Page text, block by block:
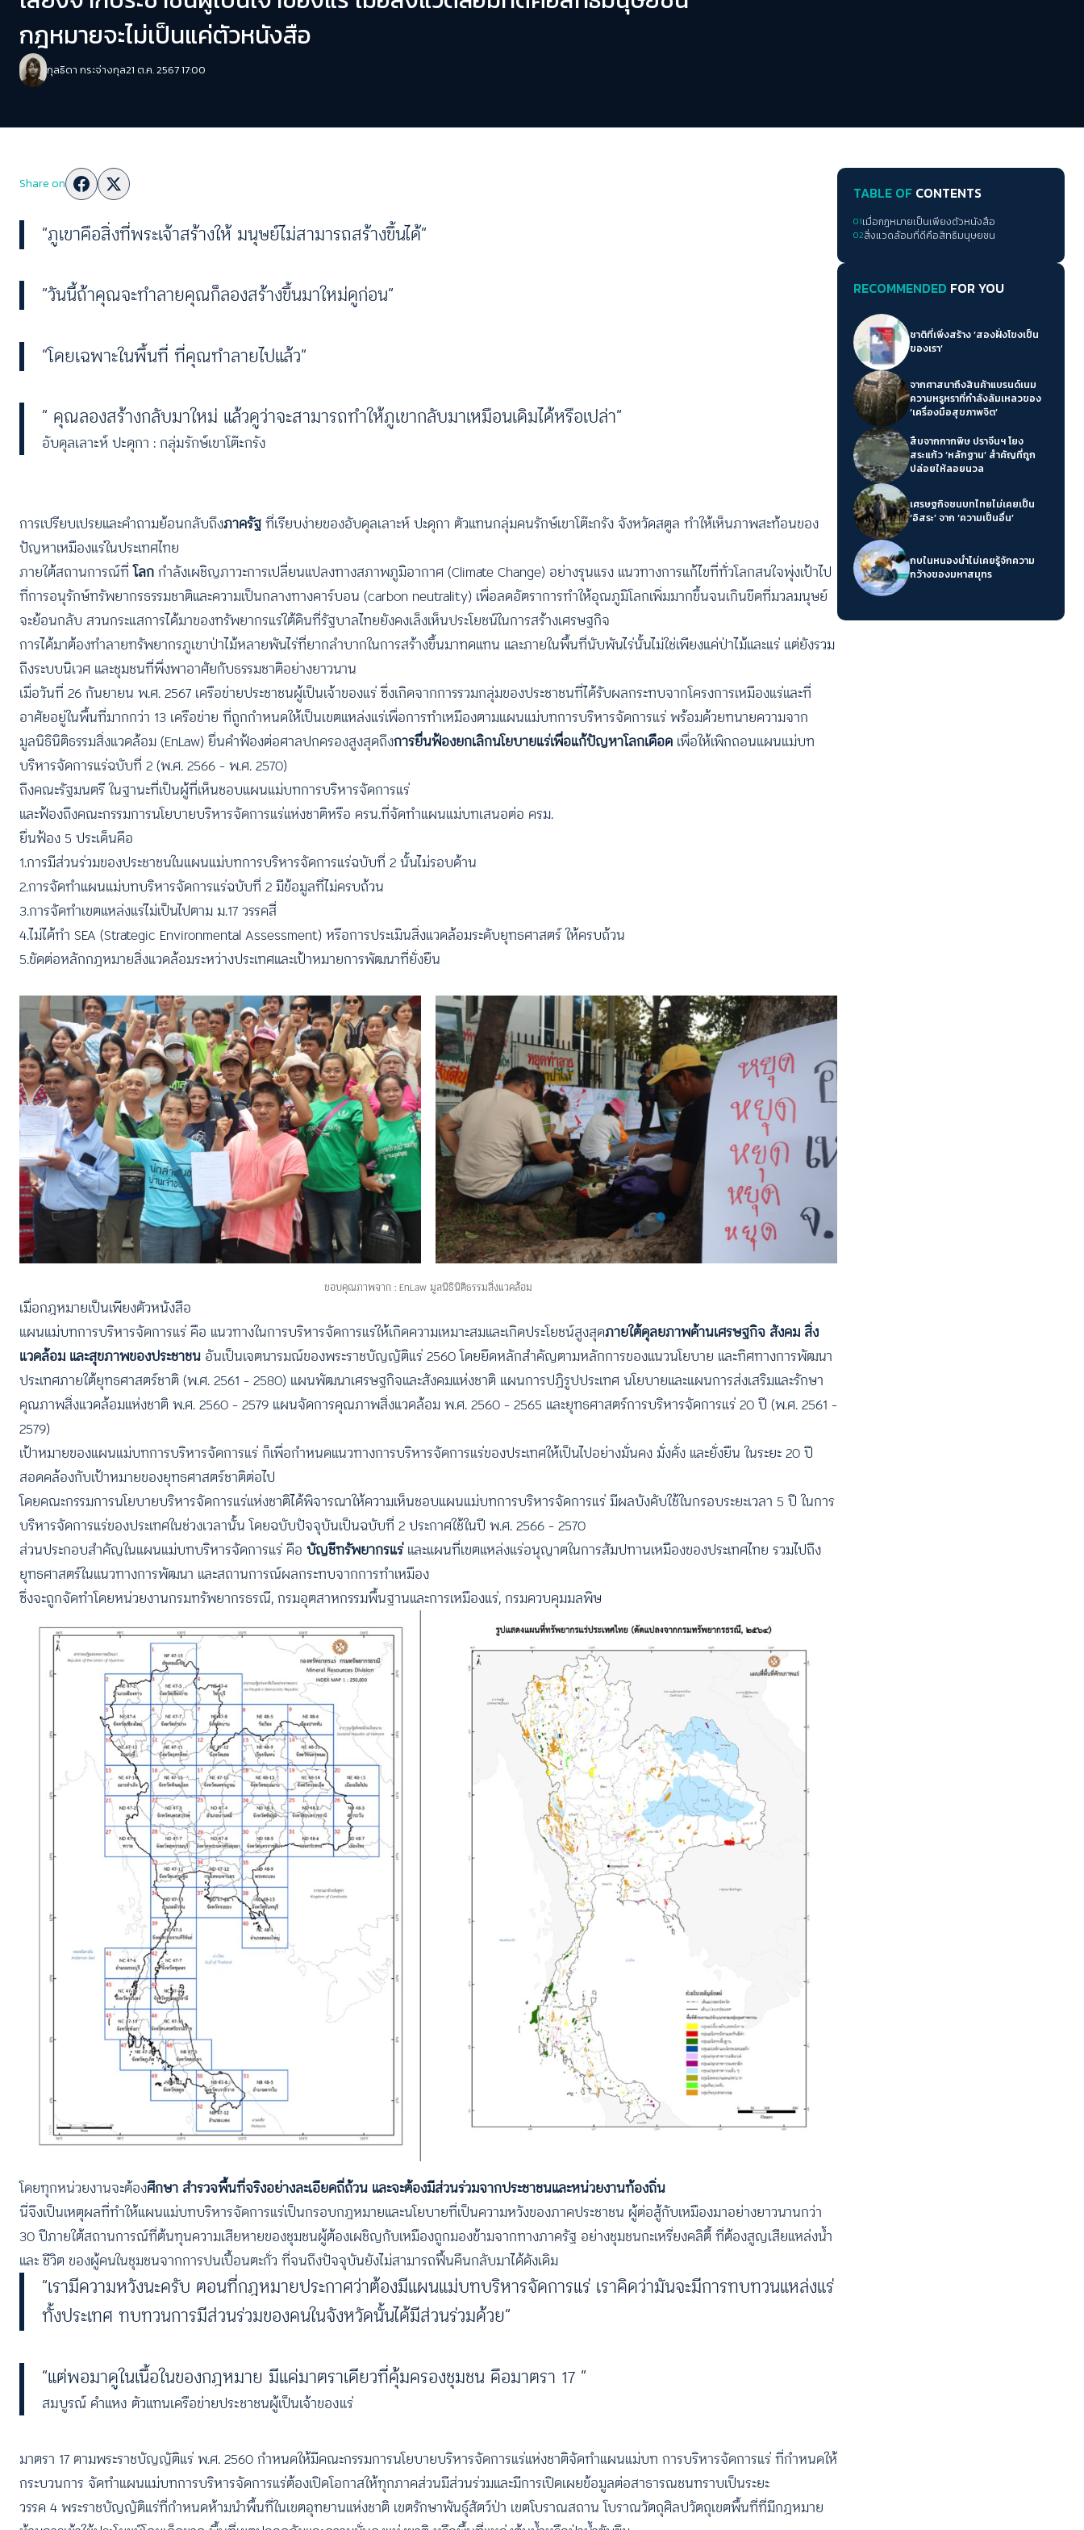
กฎหมายจะไม่เป็นแค่ตัวหนังสือ
กุลธิดา กระจ่างกุล21 ต.ค. 2567 17:00
Share on
“ภูเขาคือสิ่งที่พระเจ้าสร้างให้ มนุษย์ไม่สามารถสร้างขึ้นได้”
“วันนี้ถ้าคุณจะทําลายคุณก็ลองสร้างขึ้นมาใหม่ดูก่อน”
“โดยเฉพาะในพื้นที่ ที่คุณทําลายไปแล้ว”
“ คุณลองสร้างกลับมาใหม่ แล้วดูว่าจะสามารถทำให้ภูเขากลับมาเหมือนเดิมได้หรือเปล่า”
อับดุลเลาะห์ ปะดุกา : กลุ่มรักษ์เขาโต๊ะกรัง
การเปรียบเปรยและคำถามย้อนกลับถึงภาครัฐที่เรียบง่ายของอับดุลเลาะห์ ปะดุกา ตัวแทนกลุ่มคนรักษ์เขาโต๊ะกรัง จังหวัดสตูล ทำให้เห็นภาพสะท้อนของ
ปัญหาเหมืองแร่ในประเทศไทย
ภายใต้สถานการณ์ที่โลกกำลังเผชิญภาวะการเปลี่ยนแปลงทางสภาพภูมิอากาศ (Climate Change) อย่างรุนแรง แนวทางการแก้ไขที่ทั่วโลกสนใจพุ่งเป้าไป
ที่การอนุรักษ์ทรัพยากรธรรมชาติและความเป็นกลางทางคาร์บอน (carbon neutrality) เพื่อลดอัตราการทำให้อุณภูมิโลกเพิ่มมากขึ้นจนเกินขีดที่มวลมนุษย์
จะย้อนกลับ สวนกระแสการได้มาของทรัพยากรแร่ใต้ดินที่รัฐบาลไทยยังคงเล็งเห็นประโยชน์ในการสร้างเศรษฐกิจ
การได้มาต้องทำลายทรัพยากรภูเขาป่าไม้หลายพันไร่ที่ยากลำบากในการสร้างขึ้นมาทดแทน และภายในพื้นที่นับพันไร่นั้นไม่ใช่เพียงแค่ป่าไม้และแร่ แต่ยังรวม
ถึงระบบนิเวศ และชุมชนที่พึ่งพาอาศัยกับธรรมชาติอย่างยาวนาน
เมื่อวันที่ 26 กันยายน พ.ศ. 2567 เครือข่ายประชาชนผู้เป็นเจ้าของแร่ ซึ่งเกิดจากการรวมกลุ่มของประชาชนที่ได้รับผลกระทบจากโครงการเหมืองแร่และที่
อาศัยอยู่ในพื้นที่มากกว่า 13 เครือข่าย ที่ถูกกำหนดให้เป็นเขตแหล่งแร่เพื่อการทำเหมืองตามแผนแม่บทการบริหารจัดการแร่ พร้อมด้วยทนายความจาก
มูลนิธินิติธรรมสิ่งแวดล้อม (EnLaw) ยื่นคำฟ้องต่อศาลปกครองสูงสุดถึงการยื่นฟ้องยกเลิกนโยบายแร่เพื่อแก้ปัญหาโลกเดือด เพื่อให้เพิกถอนแผนแม่บท
บริหารจัดการแร่ฉบับที่ 2 (พ.ศ. 2566 – พ.ศ. 2570)
ถึงคณะรัฐมนตรี ในฐานะที่เป็นผู้ที่เห็นชอบแผนแม่บทการบริหารจัดการแร่
และฟ้องถึงคณะกรรมการนโยบายบริหารจัดการแร่แห่งชาติหรือ ครน.ที่จัดทําแผนแม่บทเสนอต่อ ครม.
ยื่นฟ้อง 5 ประเด็นคือ
1.การมีส่วนร่วมของประชาชนในแผนแม่บทการบริหารจัดการแร่ฉบับที่ 2 นั้นไม่รอบด้าน
2.การจัดทำแผนแม่บทบริหารจัดการแร่ฉบับที่ 2 มีข้อมูลที่ไม่ครบถ้วน
3.การจัดทำเขตแหล่งแร่ไม่เป็นไปตาม ม.17 วรรคสี่
4.ไม่ได้ทำ SEA (Strategic Environmental Assessment) หรือการประเมินสิ่งแวดล้อมระดับยุทธศาสตร์ ให้ครบถ้วน
5.ขัดต่อหลักกฎหมายสิ่งแวดล้อมระหว่างประเทศและเป้าหมายการพัฒนาที่ยั่งยืน
ขอบคุณภาพจาก : EnLaw มูลนิธินิติธรรมสิ่งแวดล้อม
เมื่อกฎหมายเป็นเพียงตัวหนังสือ
แผนแม่บทการบริหารจัดการแร่ คือ แนวทางในการบริหารจัดการแร่ให้เกิดความเหมาะสมและเกิดประโยชน์สูงสุดภายใต้ดุลยภาพด้านเศรษฐกิจ สังคม สิ่ง
แวดล้อม และสุขภาพของประชาชน อันเป็นเจตนารมณ์ของพระราชบัญญัติแร่ 2560 โดยยึดหลักสำคัญตามหลักการของแนวนโยบาย และทิศทางการพัฒนา
ประเทศภายใต้ยุทธศาสตร์ชาติ (พ.ศ. 2561 – 2580) แผนพัฒนาเศรษฐกิจและสังคมแห่งชาติ แผนการปฏิรูปประเทศ นโยบายและแผนการส่งเสริมและรักษา
คุณภาพสิ่งแวดล้อมแห่งชาติ พ.ศ. 2560 – 2579 แผนจัดการคุณภาพสิ่งแวดล้อม พ.ศ. 2560 – 2565 และยุทธศาสตร์การบริหารจัดการแร่ 20 ปี (พ.ศ. 2561 –
2579)
เป้าหมายของแผนแม่บทการบริหารจัดการแร่ ก็เพื่อกําหนดแนวทางการบริหารจัดการแร่ของประเทศให้เป็นไปอย่างมั่นคง มั่งคั่ง และยั่งยืน ในระยะ 20 ปี
สอดคล้องกับเป้าหมายของยุทธศาสตร์ชาติต่อไป
โดยคณะกรรมการนโยบายบริหารจัดการแร่แห่งชาติได้พิจารณาให้ความเห็นชอบแผนแม่บทการบริหารจัดการแร่ มีผลบังคับใช้ในกรอบระยะเวลา 5 ปี ในการ
บริหารจัดการแร่ของประเทศในช่วงเวลานั้น โดยฉบับปัจจุบันเป็นฉบับที่ 2 ประกาศใช้ในปี พ.ศ. 2566 – 2570
ส่วนประกอบสำคัญในแผนแม่บทบริหารจัดการแร่ คือ บัญชีทรัพยากรแร่และแผนที่เขตแหล่งแร่อนุญาตในการสัมปทานเหมืองของประเทศไทย รวมไปถึง
ยุทธศาสตร์ในแนวทางการพัฒนา และสถานการณ์ผลกระทบจากการทำเหมือง
ซึ่งจะถูกจัดทำโดยหน่วยงานกรมทรัพยากรธรณี, กรมอุตสาหกรรมพื้นฐานและการเหมืองแร่, กรมควบคุมมลพิษ
โดยทุกหน่วยงานจะต้องศึกษา สำรวจพื้นที่จริงอย่างละเอียดถี่ถ้วน และจะต้องมีส่วนร่วมจากประชาชนและหน่วยงานท้องถิ่น
นี่จึงเป็นเหตุผลที่ทำให้แผนแม่บทบริหารจัดการแร่เป็นกรอบกฎหมายและนโยบายที่เป็นความหวังของภาคประชาชน ผู้ต่อสู้กับเหมืองมาอย่างยาวนานกว่า
30 ปีภายใต้สถานการณ์ที่ต้นทุนความเสียหายของชุมชนผู้ต้องเผชิญกับเหมืองถูกมองข้ามจากทางภาครัฐ อย่างชุมชนกะเหรี่ยงคลิตี้ ที่ต้องสูญเสียแหล่งน้ำ
และ ชีวิต ของผู้คนในชุมชนจากการปนเปื้อนตะกั่ว ที่จนถึงปัจจุบันยังไม่สามารถฟื้นคืนกลับมาได้ดังเดิม
“เรามีความหวังนะครับ ตอนที่กฎหมายประกาศว่าต้องมีแผนแม่บทบริหารจัดการแร่ เราคิดว่ามันจะมีการทบทวนแหล่งแร่
ทั้งประเทศ ทบทวนการมีส่วนร่วมของคนในจังหวัดนั้นได้มีส่วนร่วมด้วย”
“แต่พอมาดูในเนื้อในของกฎหมาย มีแค่มาตราเดียวที่คุ้มครองชุมชน คือมาตรา 17 “
สมบูรณ์ คำแหง ตัวแทนเครือข่ายประชาชนผู้เป็นเจ้าของแร่
มาตรา 17 ตามพระราชบัญญัติแร่ พ.ศ. 2560 กำหนดให้มีคณะกรรมการนโยบายบริหารจัดการแร่แห่งชาติจัดทำแผนแม่บท การบริหารจัดการแร่ ที่กําหนดให้
กระบวนการ จัดทําแผนแม่บทการบริหารจัดการแร่ต้องเปิดโอกาสให้ทุกภาคส่วนมีส่วนร่วมและมีการเปิดเผยข้อมูลต่อสาธารณชนทราบเป็นระยะ
วรรค 4 พระราชบัญญัติแร่ที่กำหนดห้ามนำพื้นที่ในเขตอุทยานแห่งชาติ เขตรักษาพันธุ์สัตว์ป่า เขตโบราณสถาน โบราณวัตถุศิลปวัตถุเขตพื้นที่ที่มีกฎหมาย
TABLE OF CONTENTS
01เมื่อกฎหมายเป็นเพียงตัวหนังสือ
02สิ่งแวดล้อมที่ดีคือสิทธิมนุษยชน
RECOMMENDED FOR YOU
ชาติที่เพิ่งสร้าง ‘สองฝั่งโขงเป็น
ของเรา’
จากศาสนาถึงสินค้าแบรนด์เนม
ความหรูหราที่กำลังล้มเหลวของ
‘เครื่องมือสุขภาพจิต’
สืบจากกากพิษ ปราจีนฯ โยง
สระแก้ว ‘หลักฐาน’ สำคัญที่ถูก
ปล่อยให้ลอยนวล
เศรษฐกิจชนบทไทยไม่เคยเป็น
‘อิสระ’ จาก ‘ความเป็นอื่น’
กบในหนองน้ำไม่เคยรู้จักความ
กว้างของมหาสมุทร